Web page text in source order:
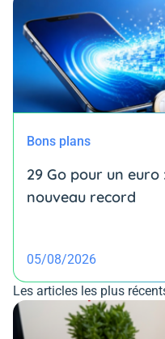
Bons plans
29 Go pour un
nouveau record
05/08/2026
Les articles les plus